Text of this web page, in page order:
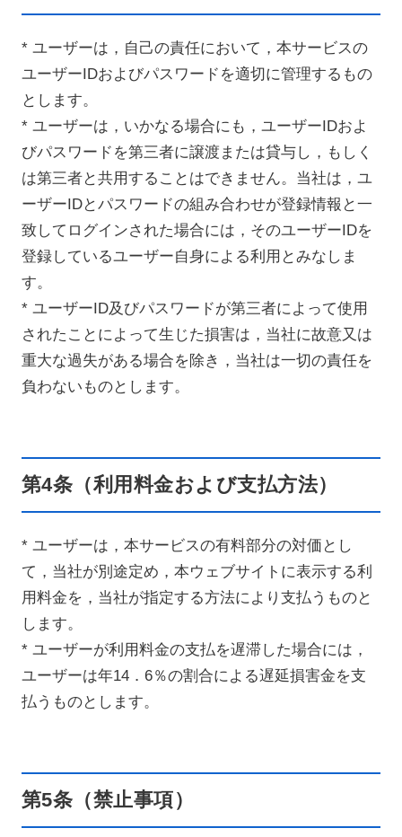
* ユーザーは，自己の責任において，本サービスの
ユーザーIDおよびパスワードを適切に管理するもの
とします。
* ユーザーは，いかなる場合にも，ユーザーIDおよ
びパスワードを第三者に譲渡または貸与し，もしく
は第三者と共用することはできません。当社は，ユ
ーザーIDとパスワードの組み合わせが登録情報と一
致してログインされた場合には，そのユーザーIDを
登録しているユーザー自身による利用とみなしま
す。
* ユーザーID及びパスワードが第三者によって使用
されたことによって生じた損害は，当社に故意又は
重大な過失がある場合を除き，当社は一切の責任を
負わないものとします。
第4条（利用料金および支払方法）
* ユーザーは，本サービスの有料部分の対価とし
て，当社が別途定め，本ウェブサイトに表示する利
用料金を，当社が指定する方法により支払うものと
します。
* ユーザーが利用料金の支払を遅滞した場合には，
ユーザーは年14．6％の割合による遅延損害金を支
払うものとします。
第5条（禁止事項）